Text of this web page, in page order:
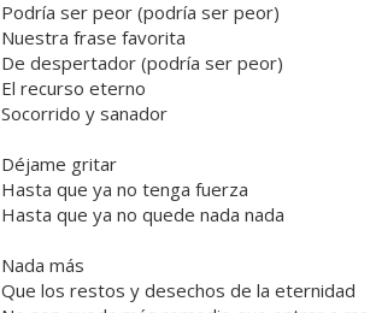
Podría ser peor (podría ser peor)
Nuestra frase favorita
De despertador (podría ser peor)
El recurso eterno
Socorrido y sanador
Déjame gritar
Hasta que ya no tenga fuerza
Hasta que ya no quede nada nada
Nada más
Que los restos y desechos de la eternidad